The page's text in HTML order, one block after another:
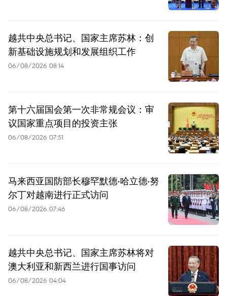
越共中央总书记、国家主席苏林：创
新基础设施规划和发展组织工作
06/08/2026 08:14
第十六届国会第一次非常规会议：审
议国家重点项目的投资主张
06/08/2026 07:51
马来西亚国防部长穆罕默德·哈立德·努
尔丁对越南进行正式访问
06/08/2026 07:46
越共中央总书记、国家主席苏林将对
澳大利亚和新西兰进行国事访问
06/08/2026 04:04